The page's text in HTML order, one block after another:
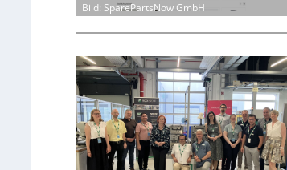
Bild: SparePartsNow GmbH